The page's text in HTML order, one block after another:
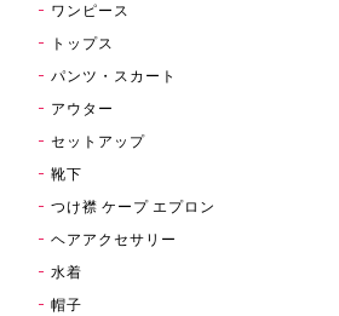
ワンピース
トップス
パンツ・スカート
アウター
セットアップ
靴下
つけ襟 ケープ エプロン
ヘアアクセサリー
水着
帽子